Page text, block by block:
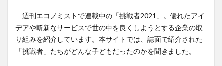
週刊エコノミストで連載中の「挑戦者2021」。優れたアイ
デアや斬新なサービスで世の中を良くしようとする企業の取
り組みを紹介しています。本サイトでは、誌面で紹介された
「挑戦者」たちがどんな子どもだったのかを聞きました。